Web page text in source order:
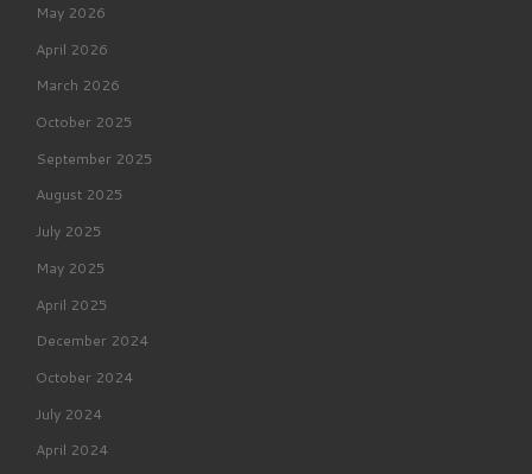
May 2026
April 2026
March 2026
October 2025
September 2025
August 2025
July 2025
May 2025
April 2025
December 2024
October 2024
July 2024
April 2024